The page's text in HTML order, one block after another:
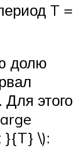
T =
долю
этого
}{T} \):